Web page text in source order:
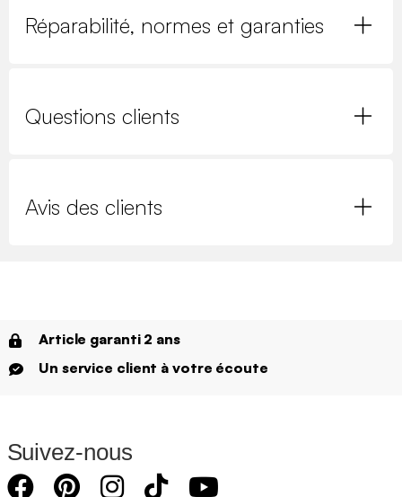
Réparabilité, normes et garanties
Questions clients
Avis des clients
Article garanti 2 ans
Un service client à votre écoute
Suivez-nous